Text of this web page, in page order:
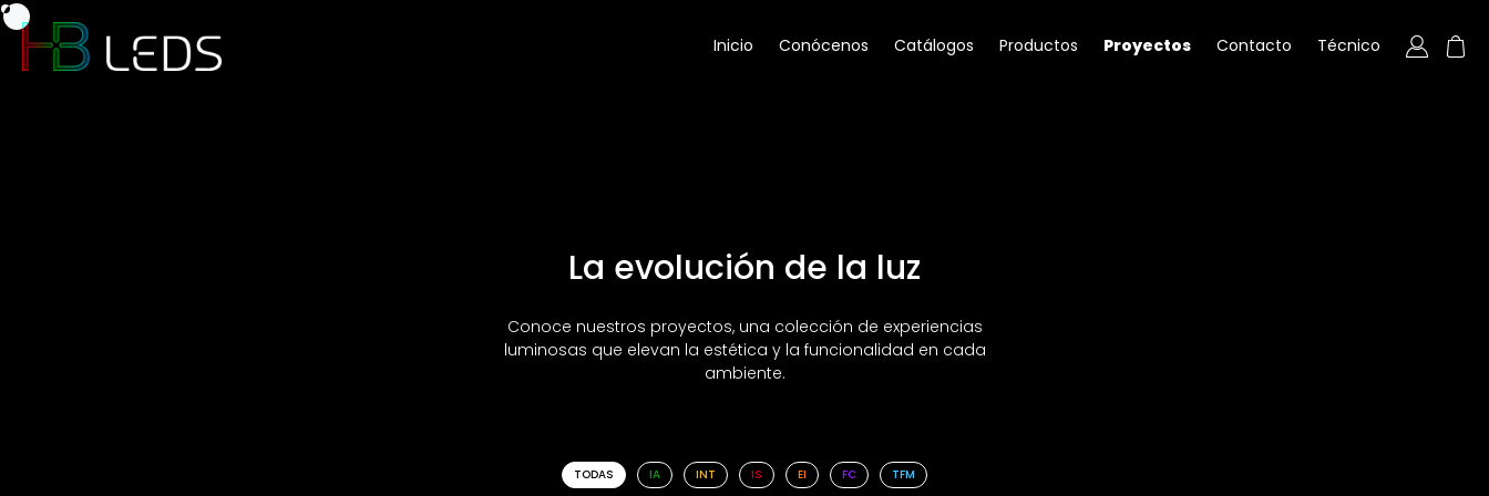
Inicio Conócenos Catálogos Productos Proyectos Contacto Técnico
La evolución de la luz
Conoce nuestros proyectos, una colección de experiencias
luminosas que elevan la estética y la funcionalidad en cada
ambiente.
TODAS IA INT IS EI FC TFM